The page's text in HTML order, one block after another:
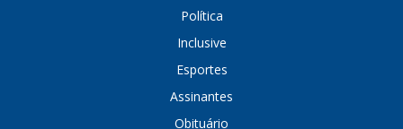
Política
Inclusive
Esportes
Assinantes
Obituário